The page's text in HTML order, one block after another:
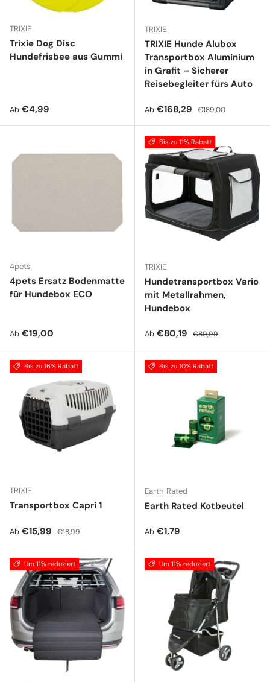
TRIXIE
Trixie Dog Disc
Hundefrisbee aus Gummi
Normaler Preis
Ab €4,99
TRIXIE
TRIXIE Hunde Alubox
Transportbox Aluminium
in Grafit – Sicherer
Reisebegleiter fürs Auto
Verkaufspreis
Ab €168,29 Normaler Preis
€189,00
4pets
4pets Ersatz Bodenmatte
für Hundebox ECO
Normaler Preis
Ab €19,00
Bis zu 11% Rabatt
TRIXIE
Hundetransportbox Vario
mit Metallrahmen,
Hundebox
Verkaufspreis
Ab €80,19 Normaler Preis
€89,99
Bis zu 16% Rabatt
TRIXIE
Transportbox Capri 1
Verkaufspreis
Ab €15,99 Normaler Preis
€18,99
Bis zu 10% Rabatt
Earth Rated
Earth Rated Kotbeutel
Normaler Preis
Ab €1,79
Um 11% reduziert Um 11% reduziert